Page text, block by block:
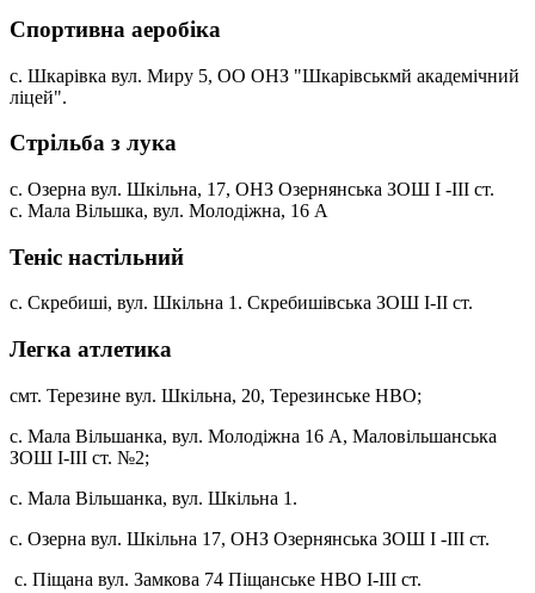
Спортивна аеробіка
с. Шкарівка вул. Миру 5, ОО ОНЗ "Шкарівськмй академічний
ліцей".
Стрільба з лука
с. Озерна вул. Шкільна, 17, ОНЗ Озернянська ЗОШ І -ІІІ ст.
с. Мала Вільшка, вул. Молодіжна, 16 А
Теніс настільний
с. Скребиші, вул. Шкільна 1. Скребишівська ЗОШ І-ІІ ст.
Легка атлетика
смт. Терезине вул. Шкільна, 20, Терезинське НВО;
с. Мала Вільшанка, вул. Молодіжна 16 А, Маловільшанська
ЗОШ І-ІІІ ст. №2;
с. Мала Вільшанка, вул. Шкільна 1.
с. Озерна вул. Шкільна 17, ОНЗ Озернянська ЗОШ І -ІІІ ст.
с. Піщана вул. Замкова 74 Піщанське НВО І-ІІІ ст.